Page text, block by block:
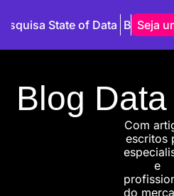
State of Data BlogSeja
Blog
Com
escritos
e
do